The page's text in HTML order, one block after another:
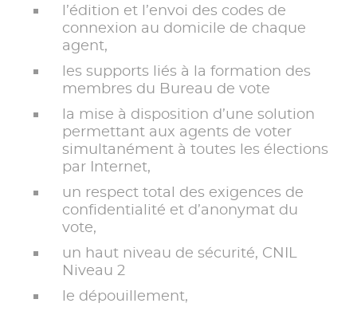
l’édition et l’envoi des codes de
connexion au domicile de chaque
agent,
les supports liés à la formation des
membres du Bureau de vote
la mise à disposition d’une solution
permettant aux agents de voter
simultanément à toutes les élections
par Internet,
un respect total des exigences de
confidentialité et d’anonymat du
vote,
un haut niveau de sécurité, CNIL
Niveau 2
le dépouillement,